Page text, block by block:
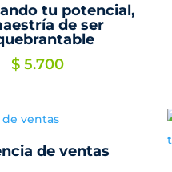
tu potencial,
de ser
$ 5.700
de ventas